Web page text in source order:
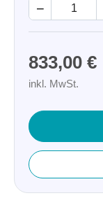
−
833,00 €
inkl. MwSt.